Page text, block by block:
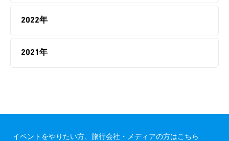
2022年
2021年
イベントをやりたい方、旅行会社・メディアの方はこちら